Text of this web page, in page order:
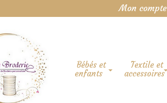
Mon compte
Bébés et
enfants
Textile et
accessoires